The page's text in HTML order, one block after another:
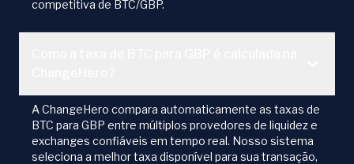
competitiva de BTC/GBP.
A ChangeHero compara automaticamente as taxas de
BTC para GBP entre múltiplos provedores de liquidez e
exchanges confiáveis em tempo real. Nosso sistema
seleciona a melhor taxa disponível para sua transação,